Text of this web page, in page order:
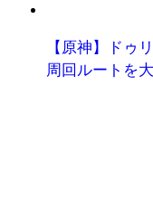
【原神】ドゥ
周回ルートを